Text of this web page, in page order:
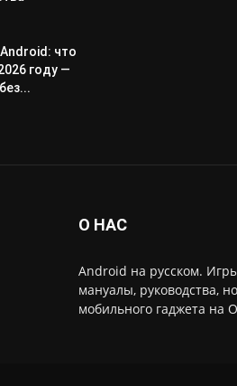
что
году —
О НАС
Android на русском.
мануалы, руководства,
мобильного гаджета на